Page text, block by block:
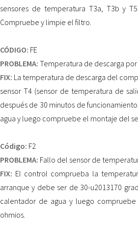
sensores de temperatura T3a, T3b y
Compruebe y limpie el filtro.
CÓDIGO: FE
PROBLEMA: Temperatura de descarga
FIX: La temperatura de descarga del
sensor T4 (sensor de temperatura de
después de 30 minutos de
agua y luego compruebe el montaje del
Código: F2
PROBLEMA: Fallo del sensor de
FIX: El control comprueba la
arranque y debe ser de 30-u2013170
calentador de agua y luego
ohmios.